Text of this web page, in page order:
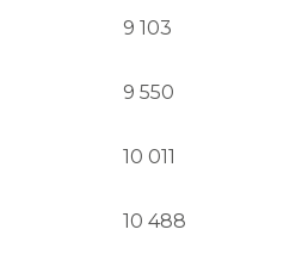
9 103
9 550
10 011
10 488